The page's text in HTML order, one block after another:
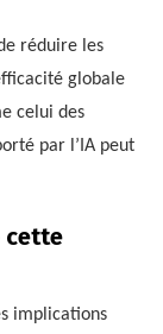
réduire les
globale
celui des
par l’IA peut
cette
implications